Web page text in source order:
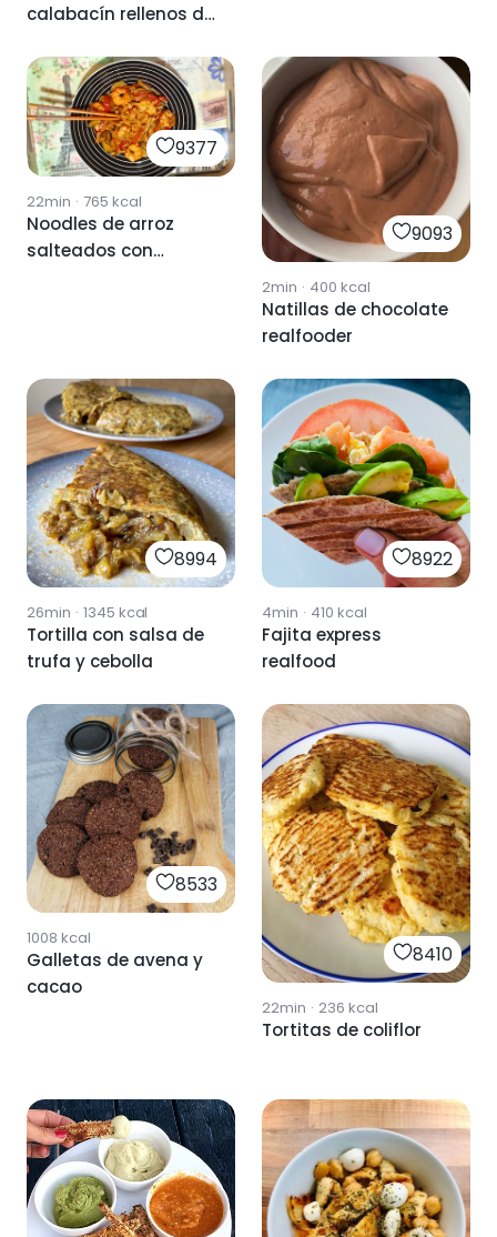
calabacín rellenos de
mozzarella
9377
22min · 765 kcal
Noodles de arroz
salteados con
9093
2min · 400 kcal
Natillas de chocolate
realfooder
8994
26min · 1345 kcal
Tortilla con salsa de
trufa y cebolla
8922
4min · 410 kcal
Fajita express
realfood
8533
1008 kcal
Galletas de avena y
cacao
8410
22min · 236 kcal
Tortitas de coliflor